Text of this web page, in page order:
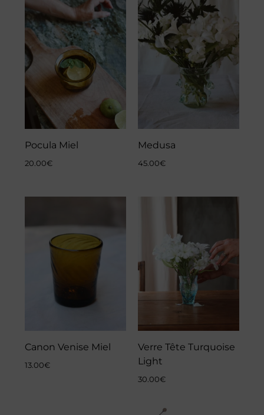
Pocula Miel
20.00€
Medusa
45.00€
Canon Venise Miel
13.00€
Verre Tête Turquoise
Light
30.00€